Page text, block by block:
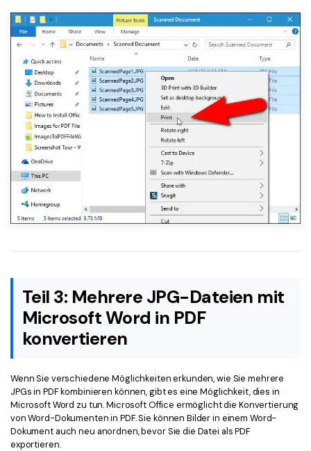
Teil 3: Mehrere JPG-Dateien mit
Microsoft Word in PDF
konvertieren
Wenn Sie verschiedene Möglichkeiten erkunden, wie Sie mehrere
JPGs in PDF kombinieren können, gibt es eine Möglichkeit, dies in
Microsoft Word zu tun. Microsoft Office ermöglicht die Konvertierung
von Word-Dokumenten in PDF. Sie können Bilder in einem Word-
Dokument auch neu anordnen, bevor Sie die Datei als PDF
exportieren.